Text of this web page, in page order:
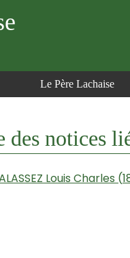
Le Père Lachaise
des notices
Louis Charles